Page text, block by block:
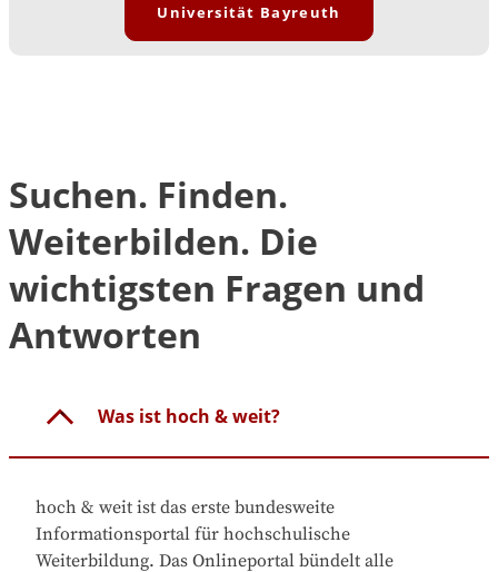
Universität Bayreuth
Suchen. Finden.
Weiterbilden. Die
wichtigsten Fragen und
Antworten
Was ist hoch & weit?
hoch & weit ist das erste bundesweite
Informationsportal für hochschulische
Weiterbildung. Das Onlineportal bündelt alle